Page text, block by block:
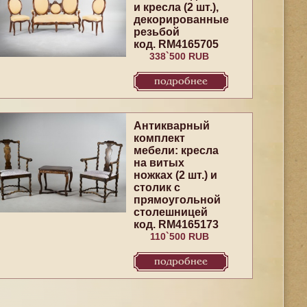
и кресла (2 шт.),
декорированные
резьбой
код. RM4165705
338`500 RUB
подробнее
Антикварный
комплект
мебели: кресла
на витых
ножках (2 шт.) и
столик с
прямоугольной
столешницей
код. RM4165173
110`500 RUB
подробнее